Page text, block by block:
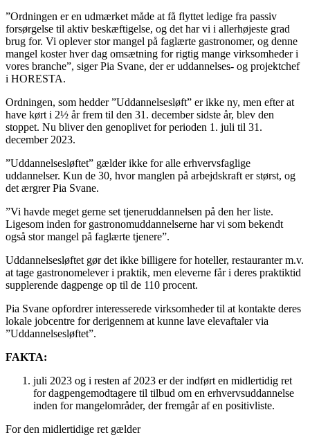
”Ordningen er en udmærket måde at få flyttet ledige fra passiv
forsørgelse til aktiv beskæftigelse, og det har vi i allerhøjeste grad
brug for. Vi oplever stor mangel på faglærte gastronomer, og denne
mangel koster hver dag omsætning for rigtig mange virksomheder i
vores branche”, siger Pia Svane, der er uddannelses- og projektchef
i HORESTA.
Ordningen, som hedder ”Uddannelsesløft” er ikke ny, men efter at
have kørt i 2½ år frem til den 31. december sidste år, blev den
stoppet. Nu bliver den genoplivet for perioden 1. juli til 31.
december 2023.
”Uddannelsesløftet” gælder ikke for alle erhvervsfaglige
uddannelser. Kun de 30, hvor manglen på arbejdskraft er størst, og
det ærgrer Pia Svane.
”Vi havde meget gerne set tjeneruddannelsen på den her liste.
Ligesom inden for gastronomuddannelserne har vi som bekendt
også stor mangel på faglærte tjenere”.
Uddannelsesløftet gør det ikke billigere for hoteller, restauranter m.v.
at tage gastronomelever i praktik, men eleverne får i deres praktiktid
supplerende dagpenge op til de 110 procent.
Pia Svane opfordrer interesserede virksomheder til at kontakte deres
lokale jobcentre for derigennem at kunne lave elevaftaler via
”Uddannelsesløftet”.
FAKTA:
juli 2023 og i resten af 2023 er der indført en midlertidig ret
for dagpengemodtagere til tilbud om en erhvervsuddannelse
inden for mangelområder, der fremgår af en positivliste.
For den midlertidige ret gælder